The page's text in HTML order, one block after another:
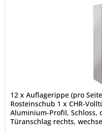
12 x Auflagerippe (pro
Rosteinschub 1 x CHR-
Aluminium-Profil, Schloss,
Türanschlag rechts,